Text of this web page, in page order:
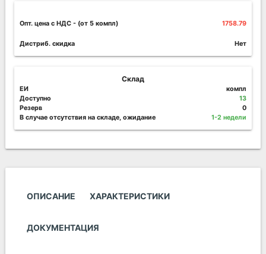
Опт. цена c НДС - (от 5 компл) 1758.79
Дистриб. скидка Нет
Склад
ЕИ
компл
Доступно
13
Резерв
0
В случае отсутствия на складе, ожидание
1-2 недели
ОПИСАНИЕ ХАРАКТЕРИСТИКИ
ДОКУМЕНТАЦИЯ